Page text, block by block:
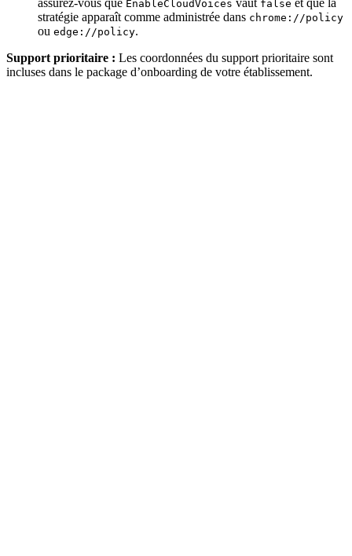
EnableCloudVoices false
stratégie apparaît comme administrée dans chrome://policy
ou edge://policy.
Support prioritaire : Les coordonnées du support prioritaire sont
incluses dans le package d’onboarding de votre établissement.